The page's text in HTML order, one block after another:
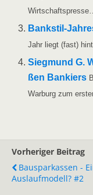
Wirtschaftspresse…
Ban­k­­stil-
Jahr liegt (fast)
Sieg­mund G.
ßen Ban­kiers
War­burg zum
Vorheriger Beitrag
Bausparkassen -
Auslaufmodell? #2